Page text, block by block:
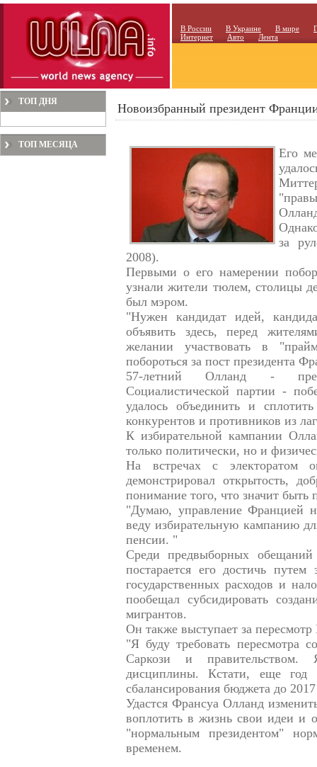
В России В Украине В мире
Интернет
Авто Лента
ТОП ДНЯ
ТОП МЕСЯЦА
Новоизбранный президент
Его
за
2008).
Первыми о его намерении
узнали жители тюлем, столицы
был мэром.
"Нужен кандидат идей,
объявить здесь, перед
желании участвовать в
побороться за пост президента
57-летний Олланд -
Социалистической партии -
удалось объединить и
конкурентов и противников из
К избирательной кампании
только политически, но и
На встречах с электоратом
демонстрировал открытость,
понимание того, что значит быть
"Думаю, управление Францией
веду избирательную кампанию
пенсии. "
Среди предвыборных
постарается его достичь путем
государственных расходов и
пообещал субсидировать
мигрантов.
Он также выступает за
"Я буду требовать пересмотра
Саркози и
дисциплины. Кстати, еще год
сбалансирования бюджета до
Удастся Франсуа Олланд
воплотить в жизнь свои идеи и
"нормальным президентом"
временем.